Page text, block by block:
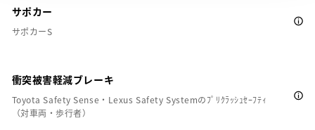
サポカー
サポカーS
衝突被害軽減ブレーキ
Toyota Safety Sense・Lexus Safety Systemのﾌﾟﾘｸﾗｯｼｭｾｰﾌﾃｨ
（対車両・歩行者）